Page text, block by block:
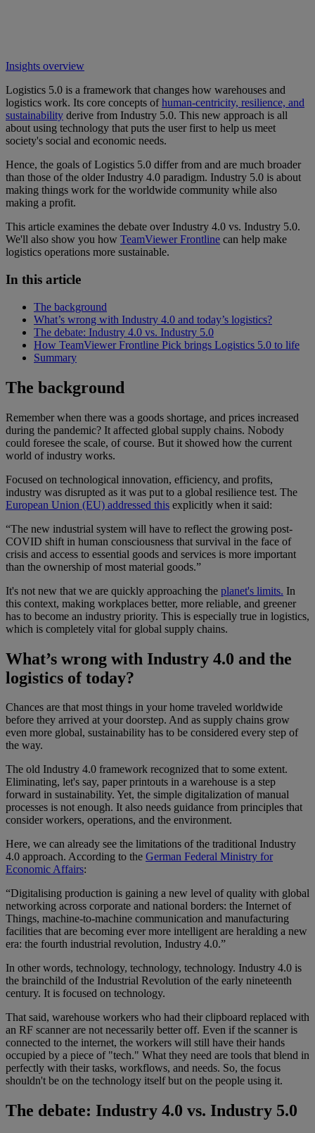
Insights overview
Logistics 5.0 is a framework that changes how warehouses and
logistics work. Its core concepts ofhuman-centricity, resilience, and
sustainability derive from Industry 5.0. This new approach is all
about using technology that puts the user first to help us meet
society's social and economic needs.
Hence, the goals of Logistics 5.0 differ from and are much broader
than those of the older Industry 4.0 paradigm. Industry 5.0 is about
making things work for the worldwide community while also
making a profit.
This article examines the debate over Industry 4.0 vs. Industry 5.0.
We'll also show you how TeamViewer Frontline can help make
logistics operations more sustainable.
In this article
The background
What’s wrong with Industry 4.0 and today’s logistics?
The debate: Industry 4.0 vs. Industry 5.0
How TeamViewer Frontline Pick brings Logistics 5.0 to life
Summary
The background
Remember when there was a goods shortage, and prices increased
during the pandemic? It affected global supply chains. Nobody
could foresee the scale, of course. But it showed how the current
world of industry works.
Focused on technological innovation, efficiency, and profits,
industry was disrupted as it was put to a global resilience test. The
European Union (EU) addressed this explicitly when it said:
“The new industrial system will have to reflect the growing post-
COVID shift in human consciousness that survival in the face of
crisis and access to essential goods and services is more important
than the ownership of most material goods.”
It's not new that we are quickly approaching the planet's limits. In
this context, making workplaces better, more reliable, and greener
has to become an industry priority. This is especially true in logistics,
which is completely vital for global supply chains.
What’s wrong with Industry 4.0 and the
logistics of today?
Chances are that most things in your home traveled worldwide
before they arrived at your doorstep. And as supply chains grow
even more global, sustainability has to be considered every step of
the way.
The old Industry 4.0 framework recognized that to some extent.
Eliminating, let's say, paper printouts in a warehouse is a step
forward in sustainability. Yet, the simple digitalization of manual
processes is not enough. It also needs guidance from principles that
consider workers, operations, and the environment.
Here, we can already see the limitations of the traditional Industry
4.0 approach. According to the German Federal Ministry for
Economic Affairs:
“Digitalising production is gaining a new level of quality with global
networking across corporate and national borders: the Internet of
Things, machine-to-machine communication and manufacturing
facilities that are becoming ever more intelligent are heralding a new
era: the fourth industrial revolution, Industry 4.0.”
In other words, technology, technology, technology. Industry 4.0 is
the brainchild of the Industrial Revolution of the early nineteenth
century. It is focused on technology.
That said, warehouse workers who had their clipboard replaced with
an RF scanner are not necessarily better off. Even if the scanner is
connected to the internet, the workers will still have their hands
occupied by a piece of "tech." What they need are tools that blend in
perfectly with their tasks, workflows, and needs. So, the focus
shouldn't be on the technology itself but on the people using it.
The debate: Industry 4.0 vs. Industry 5.0